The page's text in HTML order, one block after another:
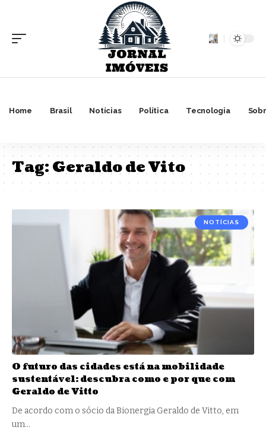
Home Brasil Notícias Política Tecnologia
Tag:Geraldo de Vito
NOTÍCIAS
O futuro das cidades está na mobilidade
sustentável: descubra como e por que com
Geraldo de Vitto
De acordo com o sócio da Bionergia Geraldo de Vitto, em
um…